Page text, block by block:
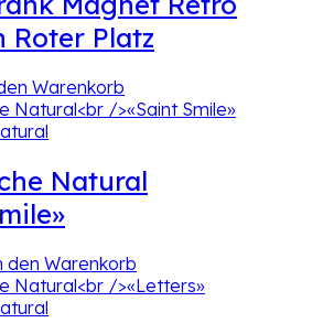
Roter Platz
Warenkorb
Natural
den Warenkorb